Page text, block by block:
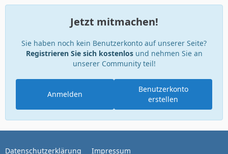
Jetzt mitmachen!
Sie haben noch kein Benutzerkonto auf unserer Seite?
Registrieren Sie sich kostenlosund nehmen Sie an
unserer Community teil!
Benutzerkonto
erstellen
Anmelden
Datenschutzerklärung Impressum